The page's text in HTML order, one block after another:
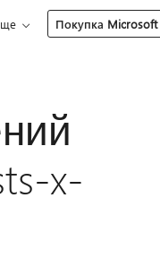
Покупка Microsoft
x-